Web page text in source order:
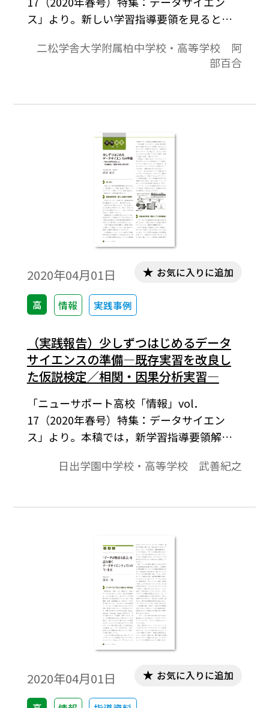
ス」より。新しい学習指導要領を見ると，
まっていることが伺える。特に，生徒の活
動を通したより実践的なデータの扱いが薦
教育において，従来よく見られた，計算練
タではなく，生徒自らが調査や測定をして
得た「実際の」データを使った処理と分析
を重視することの現れであると考えられ
る。そして，データサイエンス教育を通し
て習得すべきは，データの分析を行うため
の「技能」と，分析結果を読み解ける「数
学的な知識・考察力」だろう。
二松学舎大学附属柏中学校・高等学校 阿
部百合
2020年04月01日
高 情報 実践事例
お気に入りに追加
（実践報告）少しずつはじめるデータ
サイエンスの準備―既存実習を改良し
た仮説検定／相関・因果分析実習―
「ニューサポート高校「情報」vol．
17（2020年春号）特集：データサイエン
ス」より。本稿では，新学習指導要領解説
果」に着目し，クラスアンケート実習，プ
実践を紹介する。
日出学園中学校・高等学校 武善紀之
2020年04月01日 お気に入りに追加